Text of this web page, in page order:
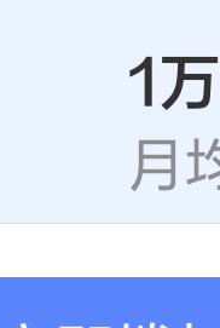
1
月
百度营
最